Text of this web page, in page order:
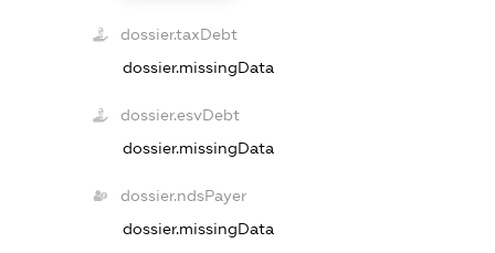
dossier.taxDebt
dossier.missingData
dossier.esvDebt
dossier.missingData
dossier.ndsPayer
dossier.missingData